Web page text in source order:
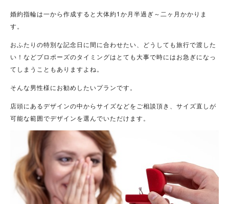
婚約指輪は一から作成すると大体約1か月半過ぎ～二ヶ月かかりま
す。
おふたりの特別な記念日に間に合わせたい、どうしても旅行で渡した
い！などプロポーズのタイミングはとても大事で時にはお急ぎになっ
てしまうこともありますよね。
そんな男性様にお勧めしたいプランです。
店頭にあるデザインの中からサイズなどをご相談頂き、サイズ直しが
可能な範囲でデザインを選んでいただけます。